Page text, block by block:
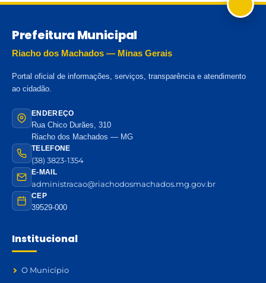
Prefeitura Municipal
Riacho dos Machados — Minas Gerais
Portal oficial de informações, serviços, transparência e atendimento
ao cidadão.
ENDEREÇO
Rua Chico Durães, 310
Riacho dos Machados — MG
TELEFONE
(38) 3823-1354
E-MAIL
administracao@riachodosmachados.mg.gov.br
CEP
39529-000
Institucional
O Município